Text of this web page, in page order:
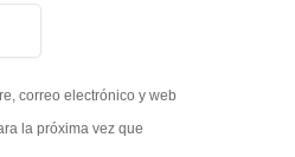
correo electrónico y web
la próxima vez que